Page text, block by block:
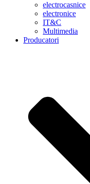
electrocasnice
electronice
IT&C
Multimedia
Producatori